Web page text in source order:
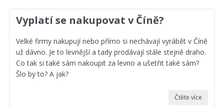
Vyplatí se nakupovat v Číně?
Velké firmy nakupují nebo přímo si nechávají vyrábět v Číně
už dávno. Je to levnější a tady prodávají stále stejně draho.
Co tak si také sám nakoupit za levno a ušetřit také sám?
Šlo by to? A jak?
Čtěte více